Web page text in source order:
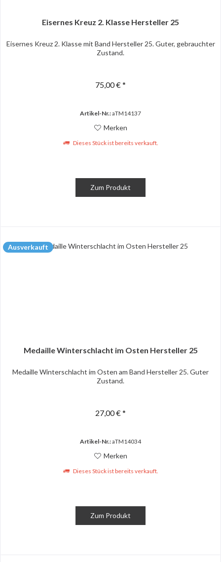
Eisernes Kreuz 2. Klasse Hersteller 25
Eisernes Kreuz 2. Klasse mit Band Hersteller 25. Guter, gebrauchter
Zustand.
75,00 € *
Artikel-Nr.:aTM14137
Merken
Dieses Stück ist bereits verkauft.
Zum Produkt
Ausverkauft
Medaille Winterschlacht im Osten Hersteller 25
Medaille Winterschlacht im Osten am Band Hersteller 25. Guter
Zustand.
27,00 € *
Artikel-Nr.:aTM14034
Merken
Dieses Stück ist bereits verkauft.
Zum Produkt